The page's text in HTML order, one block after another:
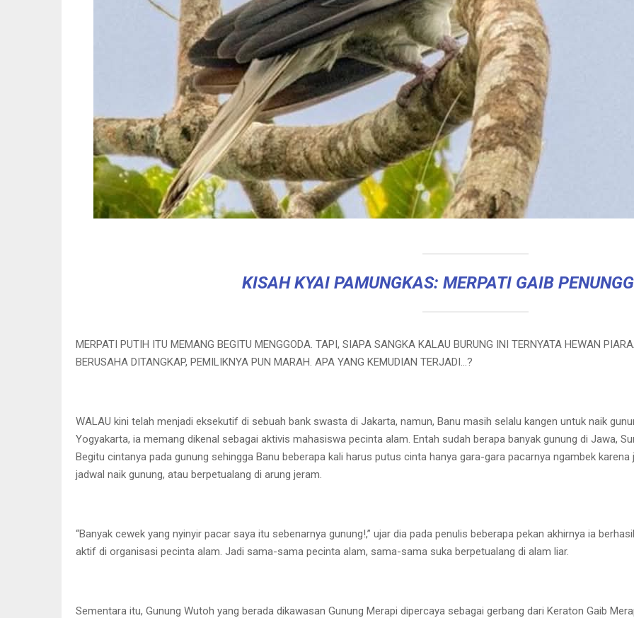
KISAH KYAI PAMUNGKAS: MERPATI GAIB
MERPATI PUTIH ITU MEMANG BEGITU MENGGODA. TAPI, SIAPA SANGKA KALAU BURUNG INI TERNYATA HEWAN
BERUSAHA DITANGKAP, PEMILIKNYA PUN MARAH. APA YANG KEMUDIAN TERJADI…?
WALAU kini telah menjadi eksekutif di sebuah bank swasta di Jakarta, namun, Banu masih selalu kangen untuk naik
Yogyakarta, ia memang dikenal sebagai aktivis mahasiswa pecinta alam. Entah sudah berapa banyak gunung di Jawa,
Begitu cintanya pada gunung sehingga Banu beberapa kali harus putus cinta hanya gara-gara pacarnya ngambek
jadwal naik gunung, atau berpetualang di arung jeram.
“Banyak cewek yang nyinyir pacar saya itu sebenarnya gunung!,” ujar dia pada penulis beberapa pekan akhirnya ia
aktif di organisasi pecinta alam. Jadi sama-sama pecinta alam, sama-sama suka berpetualang di alam liar.
Sementara itu, Gunung Wutoh yang berada dikawasan Gunung Merapi dipercaya sebagai gerbang dari Keraton Gaib